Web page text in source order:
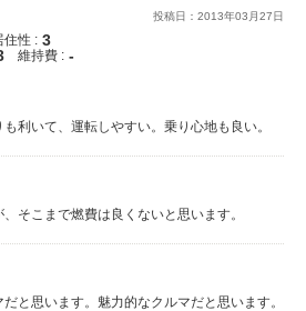
投稿日： 2013年03 月27日
住性 : 3
維持費 : -
利いて、運転しやすい。乗り心地も良い。
そこまで燃費は良くないと思います。
と思います。魅力的なクルマだと思います。